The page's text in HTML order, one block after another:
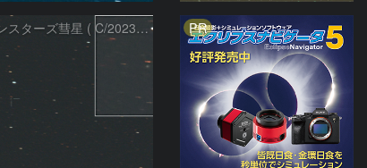
パンスターズ彗星 ( C/2023R1 ) ：2026/05/20 PR